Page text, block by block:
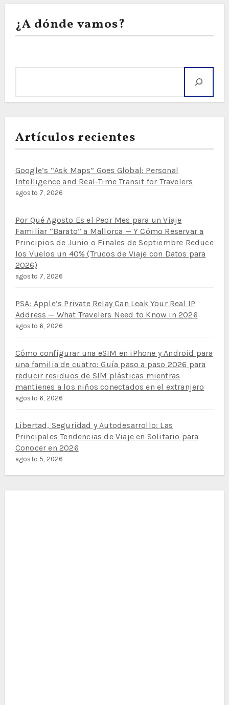
¿A dónde vamos?
Artículos recientes
Google’s “Ask Maps” Goes Global: Personal
Intelligence and Real‑Time Transit for Travelers
agosto 7, 2026
Por Qué Agosto Es el Peor Mes para un Viaje
Familiar “Barato” a Mallorca — Y Cómo Reservar a
Principios de Junio o Finales de Septiembre Reduce
los Vuelos un 40% (Trucos de Viaje con Datos para
2026)
agosto 7, 2026
PSA: Apple’s Private Relay Can Leak Your Real IP
Address — What Travelers Need to Know in 2026
agosto 6, 2026
Cómo configurar una eSIM en iPhone y Android para
una familia de cuatro: Guía paso a paso 2026 para
reducir residuos de SIM plásticas mientras
mantienes a los niños conectados en el extranjero
agosto 6, 2026
Libertad, Seguridad y Autodesarrollo: Las
Principales Tendencias de Viaje en Solitario para
Conocer en 2026
agosto 5, 2026